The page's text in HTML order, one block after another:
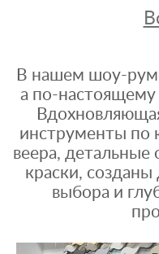
В нашем шоу-
а по-настоящему
инструменты по
веера, детальные
краски, созданы
выбора и